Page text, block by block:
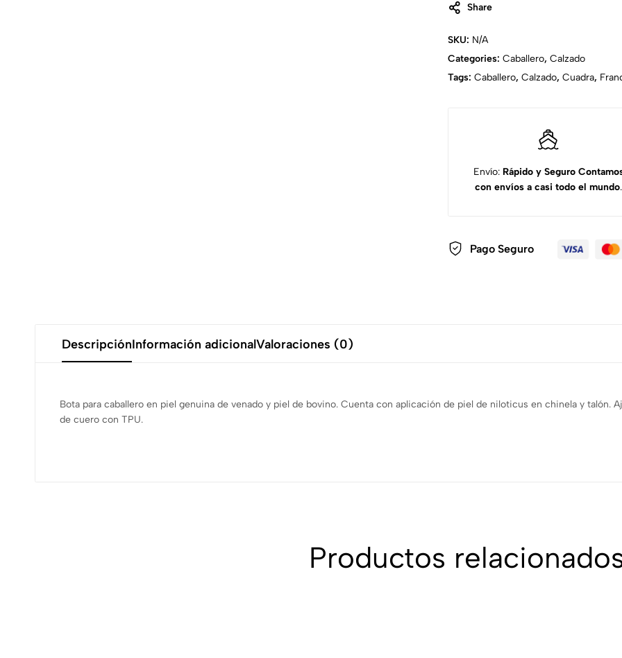
Share
SKU: N/A
Categories: Caballero, Calzado
Tags: Caballero, Calzado, Cuadra,
Envío: Rápido y Seguro
con envíos a casi todo el mundo.
Pago Seguro
DescripciónInformación adicionalValoraciones (0)
Bota para caballero en piel genuina de venado y piel de bovino. Cuenta con aplicación de piel de niloticus en chinela y talón.
de cuero con TPU.
Productos